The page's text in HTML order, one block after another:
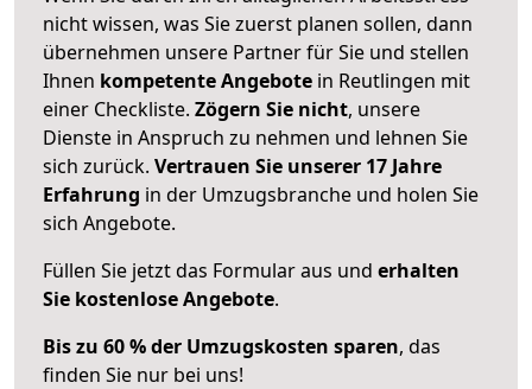
nicht wissen, was Sie zuerst planen sollen, dann
übernehmen unsere Partner für Sie und stellen
Ihnen kompetente Angebote in Reutlingen mit
einer Checkliste. Zögern Sie nicht, unsere
Dienste in Anspruch zu nehmen und lehnen Sie
sich zurück. Vertrauen Sie unserer 17 Jahre
Erfahrung in der Umzugsbranche und holen Sie
sich Angebote.
Füllen Sie jetzt das Formular aus und erhalten
Sie kostenlose Angebote.
Bis zu 60 % der Umzugskosten sparen, das
finden Sie nur bei uns!